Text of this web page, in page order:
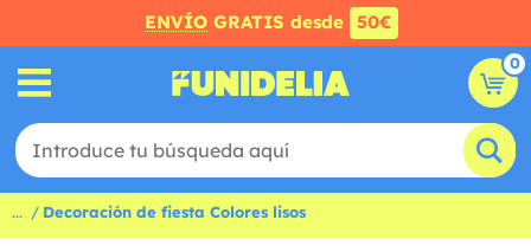
ENVÍO GRATIS desde 50€
0
... Decoración de fiesta Colores lisos